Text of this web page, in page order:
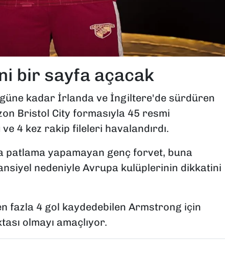
bir sayfa açacak
kadar İrlanda ve İngiltere'de sürdüren
Bristol City formasıyla 45 resmi
4 kez rakip fileleri havalandırdı.
patlama yapamayan genç forvet, buna
nedeniyle Avrupa kulüplerinin dikkatini
fazla 4 gol kaydedebilen Armstrong için
olmayı amaçlıyor.